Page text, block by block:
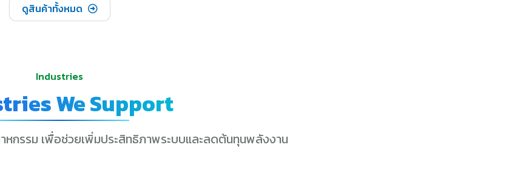
ดูสินค้าทั้งหมด
Industries
We Support
หกรรม เพื่อช่วยเพิ่มประสิทธิภาพระบบและลดต้นทุนพลังงาน